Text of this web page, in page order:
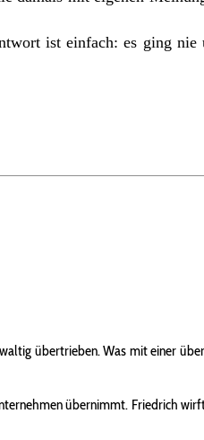
ist einfach: es ging nie
übertrieben. Was mit einer
übernimmt. Friedrich